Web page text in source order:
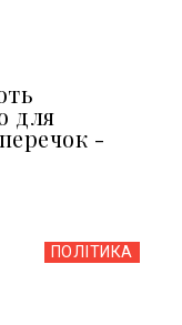
для
-
ПОЛІТИКА